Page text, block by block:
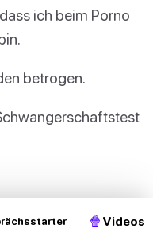
ich beim Porno
betrogen.
für Paare findest
🍿 Videos